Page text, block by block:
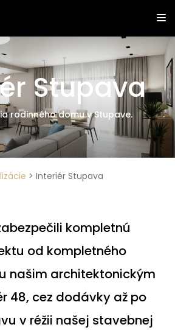
Stupava
rodinného domu v Stupave.
> Interiér Stupava
kompletnú
od kompletného
našim architektonickým
48, cez dodávky až po
v réžii našej stavebnej